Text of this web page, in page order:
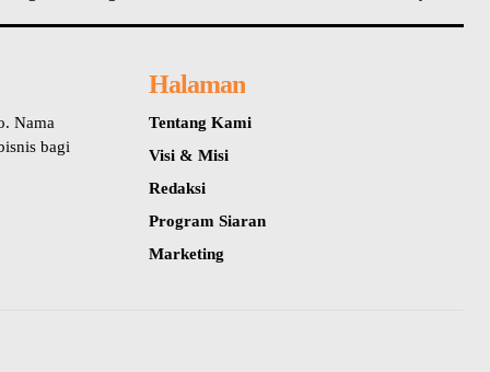
Nama
bagi
Halaman
Tentang Kami
Visi & Misi
Redaksi
Program Siaran
Marketing